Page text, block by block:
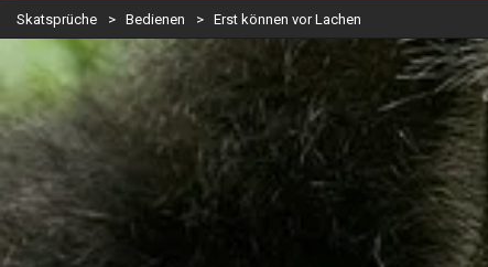
Navigation
Menu
Skatsprüche > Bedienen > Erst können vor Lachen